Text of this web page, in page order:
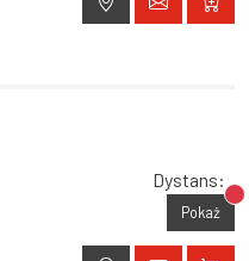
Dystans:
Pokaż